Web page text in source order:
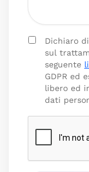
Dichiaro
sul
seguente
GDPR ed
libero ed
dati